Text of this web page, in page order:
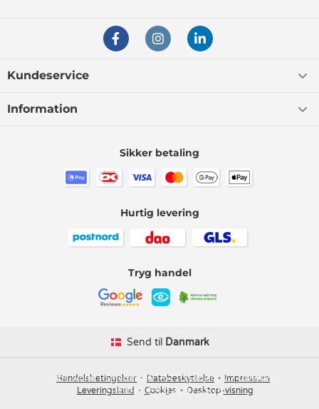
Kundeservice
Information
Send til Danmark
Sikker betaling
Hurtig levering
Tryg handel
Handelsbetingelser Databeskyttelse
Impressum
Leveringsland
Cookies Desktop-visning
Kids-world Smedevej 6 6710 Esbjerg V
Danmark
Telefon:(+45) 32 17 35 75